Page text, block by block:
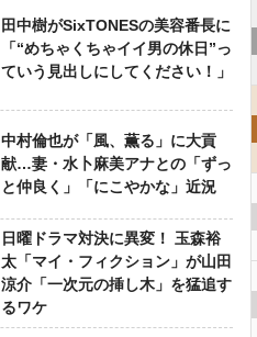
田中樹がSixTONESの美容番長に
「“めちゃくちゃイイ男の休日”っ
ていう見出しにしてください！」
中村倫也が「風、薫る」に大貢
献…妻・水卜麻美アナとの「ずっ
と仲良く」「にこやかな」近況
日曜ドラマ対決に異変！ 玉森裕
太「マイ・フィクション」が山田
涼介「一次元の挿し木」を猛追す
るワケ